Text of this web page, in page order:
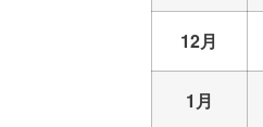
12月
1月